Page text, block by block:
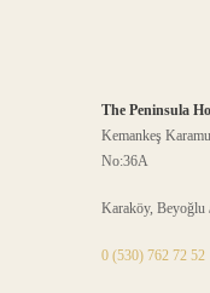
The Peninsula
Kemankeş
No:36A
Karaköy,
0 (530) 762 72 52